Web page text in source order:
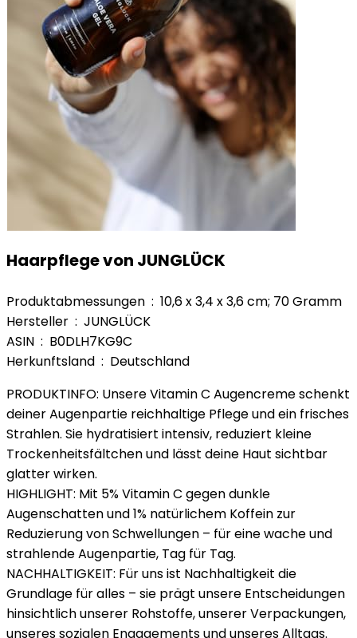
Haarpflege von JUNGLÜCK
Produktabmessungen ‏ : ‎ 10,6 x 3,4 x 3,6 cm; 70 Gramm
Hersteller ‏ : ‎ JUNGLÜCK
ASIN ‏ : ‎ B0DLH7KG9C
Herkunftsland ‏ : ‎ Deutschland
PRODUKTINFO: Unsere Vitamin C Augencreme schenkt
deiner Augenpartie reichhaltige Pflege und ein frisches
Strahlen. Sie hydratisiert intensiv, reduziert kleine
Trockenheitsfältchen und lässt deine Haut sichtbar
glatter wirken.
HIGHLIGHT: Mit 5% Vitamin C gegen dunkle
Augenschatten und 1% natürlichem Koffein zur
Reduzierung von Schwellungen – für eine wache und
strahlende Augenpartie, Tag für Tag.
NACHHALTIGKEIT: Für uns ist Nachhaltigkeit die
Grundlage für alles – sie prägt unsere Entscheidungen
hinsichtlich unserer Rohstoffe, unserer Verpackungen,
unseres sozialen Engagements und unseres Alltags.